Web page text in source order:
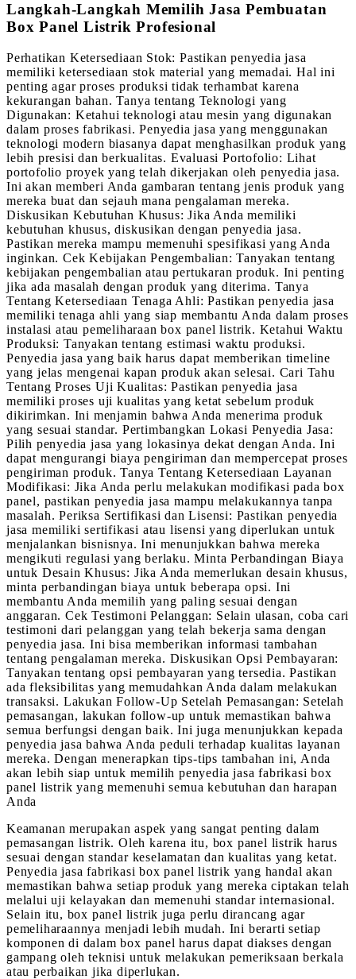
Langkah-Langkah Memilih Jasa Pembuatan
Box Panel Listrik Profesional
Perhatikan Ketersediaan Stok: Pastikan penyedia jasa
memiliki ketersediaan stok material yang memadai. Hal ini
penting agar proses produksi tidak terhambat karena
kekurangan bahan. Tanya tentang Teknologi yang
Digunakan: Ketahui teknologi atau mesin yang digunakan
dalam proses fabrikasi. Penyedia jasa yang menggunakan
teknologi modern biasanya dapat menghasilkan produk yang
lebih presisi dan berkualitas. Evaluasi Portofolio: Lihat
portofolio proyek yang telah dikerjakan oleh penyedia jasa.
Ini akan memberi Anda gambaran tentang jenis produk yang
mereka buat dan sejauh mana pengalaman mereka.
Diskusikan Kebutuhan Khusus: Jika Anda memiliki
kebutuhan khusus, diskusikan dengan penyedia jasa.
Pastikan mereka mampu memenuhi spesifikasi yang Anda
inginkan. Cek Kebijakan Pengembalian: Tanyakan tentang
kebijakan pengembalian atau pertukaran produk. Ini penting
jika ada masalah dengan produk yang diterima. Tanya
Tentang Ketersediaan Tenaga Ahli: Pastikan penyedia jasa
memiliki tenaga ahli yang siap membantu Anda dalam proses
instalasi atau pemeliharaan box panel listrik. Ketahui Waktu
Produksi: Tanyakan tentang estimasi waktu produksi.
Penyedia jasa yang baik harus dapat memberikan timeline
yang jelas mengenai kapan produk akan selesai. Cari Tahu
Tentang Proses Uji Kualitas: Pastikan penyedia jasa
memiliki proses uji kualitas yang ketat sebelum produk
dikirimkan. Ini menjamin bahwa Anda menerima produk
yang sesuai standar. Pertimbangkan Lokasi Penyedia Jasa:
Pilih penyedia jasa yang lokasinya dekat dengan Anda. Ini
dapat mengurangi biaya pengiriman dan mempercepat proses
pengiriman produk. Tanya Tentang Ketersediaan Layanan
Modifikasi: Jika Anda perlu melakukan modifikasi pada box
panel, pastikan penyedia jasa mampu melakukannya tanpa
masalah. Periksa Sertifikasi dan Lisensi: Pastikan penyedia
jasa memiliki sertifikasi atau lisensi yang diperlukan untuk
menjalankan bisnisnya. Ini menunjukkan bahwa mereka
mengikuti regulasi yang berlaku. Minta Perbandingan Biaya
untuk Desain Khusus: Jika Anda memerlukan desain khusus,
minta perbandingan biaya untuk beberapa opsi. Ini
membantu Anda memilih yang paling sesuai dengan
anggaran. Cek Testimoni Pelanggan: Selain ulasan, coba cari
testimoni dari pelanggan yang telah bekerja sama dengan
penyedia jasa. Ini bisa memberikan informasi tambahan
tentang pengalaman mereka. Diskusikan Opsi Pembayaran:
Tanyakan tentang opsi pembayaran yang tersedia. Pastikan
ada fleksibilitas yang memudahkan Anda dalam melakukan
transaksi. Lakukan Follow-Up Setelah Pemasangan: Setelah
pemasangan, lakukan follow-up untuk memastikan bahwa
semua berfungsi dengan baik. Ini juga menunjukkan kepada
penyedia jasa bahwa Anda peduli terhadap kualitas layanan
mereka. Dengan menerapkan tips-tips tambahan ini, Anda
akan lebih siap untuk memilih penyedia jasa fabrikasi box
panel listrik yang memenuhi semua kebutuhan dan harapan
Anda
Keamanan merupakan aspek yang sangat penting dalam
pemasangan listrik. Oleh karena itu, box panel listrik harus
sesuai dengan standar keselamatan dan kualitas yang ketat.
Penyedia jasa fabrikasi box panel listrik yang handal akan
memastikan bahwa setiap produk yang mereka ciptakan telah
melalui uji kelayakan dan memenuhi standar internasional.
Selain itu, box panel listrik juga perlu dirancang agar
pemeliharaannya menjadi lebih mudah. Ini berarti setiap
komponen di dalam box panel harus dapat diakses dengan
gampang oleh teknisi untuk melakukan pemeriksaan berkala
atau perbaikan jika diperlukan.